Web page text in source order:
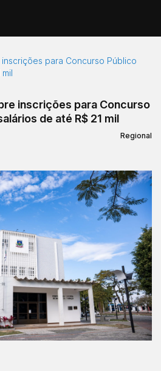
inscrições para Concurso
de até R$ 21 mil
Regional